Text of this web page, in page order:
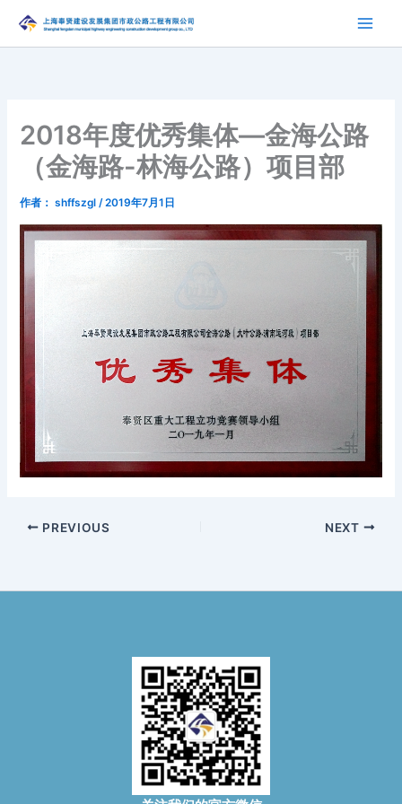
内
2018年度优秀集体—金海公路
（金海路-林海公路）项目部
作者： shffszgl/2019年7月1日
PREVIOUS NEXT